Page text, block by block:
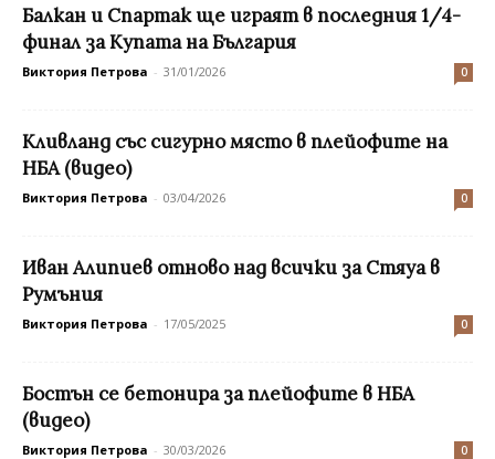
Балкан и Спартак ще играят в последния 1/4-
финал за Купата на България
Виктория Петрова - 31/01/2026 0
Кливланд със сигурно място в плейофите на
НБА (видео)
Виктория Петрова - 03/04/2026 0
Иван Алипиев отново над всички за Стяуа в
Румъния
Виктория Петрова - 17/05/2025 0
Бостън се бетонира за плейофите в НБА
(видео)
Виктория Петрова - 30/03/2026 0